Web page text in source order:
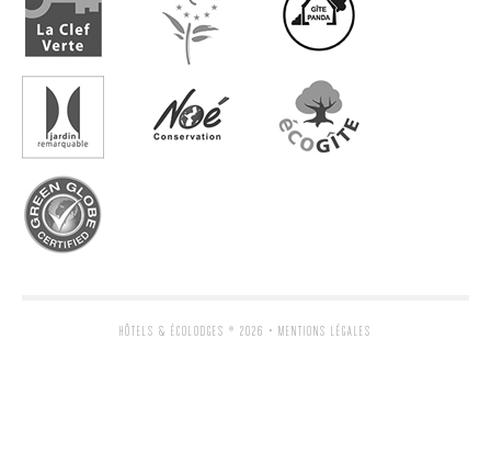
HÔTELS & ÉCOLODGES ® 2026 • MENTIONS LÉGALES